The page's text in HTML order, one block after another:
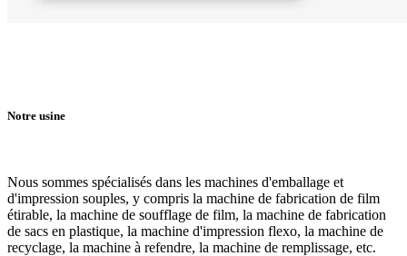
Notre usine
Nous sommes spécialisés dans les machines d'emballage et
d'impression souples, y compris la machine de fabrication de film
étirable, la machine de soufflage de film, la machine de fabrication
de sacs en plastique, la machine d'impression flexo, la machine de
recyclage, la machine à refendre, la machine de remplissage, etc.